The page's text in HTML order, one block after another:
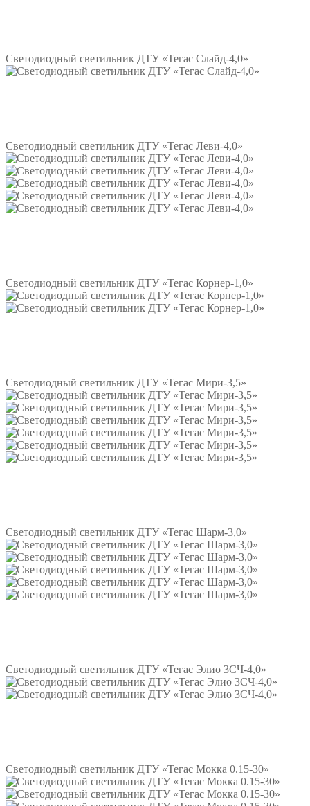
Светодиодный светильник ДТУ «Тегас Слайд-4,0»
Светодиодный светильник ДТУ «Тегас Леви-4,0»
Светодиодный светильник ДТУ «Тегас Корнер-1,0»
Светодиодный светильник ДТУ «Тегас Мири-3,5»
Светодиодный светильник ДТУ «Тегас Шарм-3,0»
Светодиодный светильник ДТУ «Тегас Элио 3СЧ-4,0»
Светодиодный светильник ДТУ «Тегас Мокка 0.15-30»